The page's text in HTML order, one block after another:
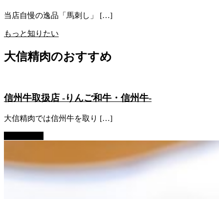
当店自慢の逸品「馬刺し」 […]
もっと知りたい
大信精肉のおすすめ
信州牛取扱店 -りんご和牛・信州牛-
大信精肉では信州牛を取り […]